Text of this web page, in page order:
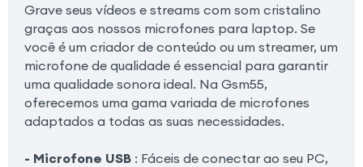
Grave seus vídeos e streams com som cristalino
graças aos nossos microfones para laptop. Se
você é um criador de conteúdo ou um streamer, um
microfone de qualidade é essencial para garantir
uma qualidade sonora ideal. Na Gsm55,
oferecemos uma gama variada de microfones
adaptados a todas as suas necessidades.
- Microfone USB: Fáceis de conectar ao seu PC,